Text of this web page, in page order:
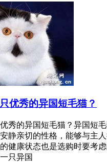
优秀的异国短毛猫？
秀的异国短毛猫？异国短
静亲切的性格，能够与主
健康状态也是选购时要考
只异国